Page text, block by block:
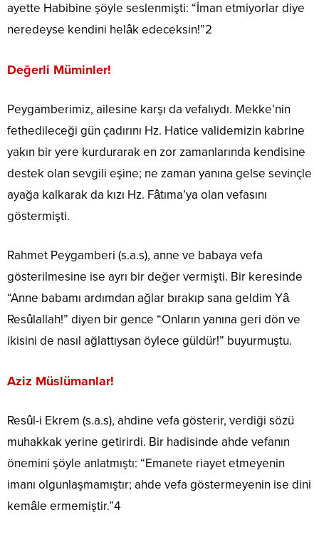
ayette Habibine şöyle seslenmişti: “İman etmiyorlar diye
neredeyse kendini helâk edeceksin!”2
Değerli Müminler!
Peygamberimiz, ailesine karşı da vefalıydı. Mekke’nin
fethedileceği gün çadırını Hz. Hatice validemizin kabrine
yakın bir yere kurdurarak en zor zamanlarında kendisine
destek olan sevgili eşine; ne zaman yanına gelse sevinçle
ayağa kalkarak da kızı Hz. Fâtıma’ya olan vefasını
göstermişti.
Rahmet Peygamberi (s.a.s), anne ve babaya vefa
gösterilmesine ise ayrı bir değer vermişti. Bir keresinde
“Anne babamı ardımdan ağlar bırakıp sana geldim Yâ
Resûlallah!” diyen bir gence “Onların yanına geri dön ve
ikisini de nasıl ağlattıysan öylece güldür!” buyurmuştu.
Aziz Müslümanlar!
Resûl-i Ekrem (s.a.s), ahdine vefa gösterir, verdiği sözü
muhakkak yerine getirirdi. Bir hadisinde ahde vefanın
önemini şöyle anlatmıştı: “Emanete riayet etmeyenin
imanı olgunlaşmamıştır; ahde vefa göstermeyenin ise dini
kemâle ermemiştir.”4